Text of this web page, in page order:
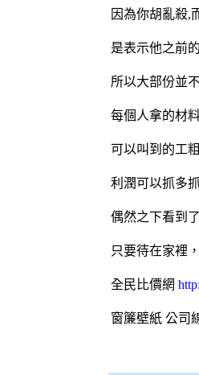
因為你胡亂殺,
是表示他之前
所以大部份並
每個人拿的材
可以叫到的工
利潤可以抓多
偶然之下看到
只要待在家裡
全民比價網
窗簾壁紙公司